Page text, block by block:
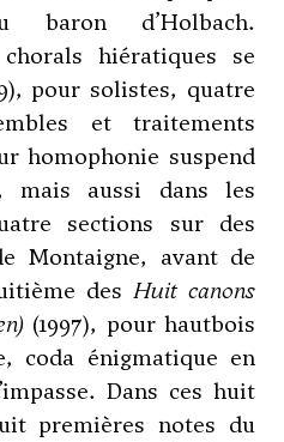
baron d’Holbach.
hiératiques se
pour solistes, quatre
et traitements
homophonie suspend
mais aussi dans les
sections sur des
Montaigne, avant de
des Huit canons
(1997), pour hautbois
coda énigmatique en
Dans ces huit
premières notes du